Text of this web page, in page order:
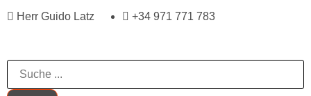
Herr Guido Latz +34 971 771 783